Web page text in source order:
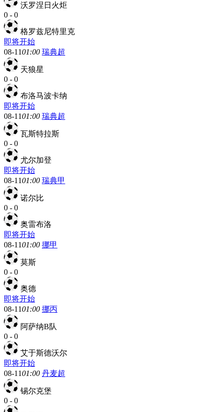
沃罗涅日火炬
0 - 0
格罗兹尼特里克
即将开始
08-1101:00 瑞典超
天狼星
0 - 0
布洛马波卡纳
即将开始
08-1101:00 瑞典超
瓦斯特拉斯
0 - 0
尤尔加登
即将开始
08-1101:00 瑞典甲
诺尔比
0 - 0
奥雷布洛
即将开始
08-1101:00 挪甲
莫斯
0 - 0
奥德
即将开始
08-1101:00 挪丙
阿萨纳B队
0 - 0
艾于斯德沃尔
即将开始
08-1101:00 丹麦超
锡尔克堡
0 - 0